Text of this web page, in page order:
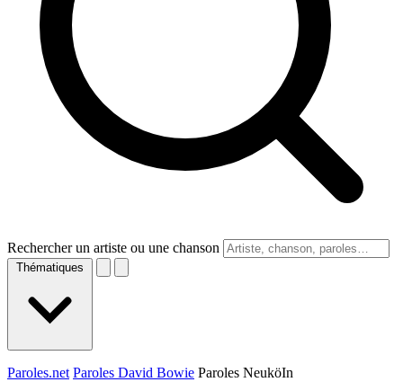
Rechercher un artiste ou une chanson
Thématiques
Paroles.net Paroles David Bowie Paroles NeuköIn